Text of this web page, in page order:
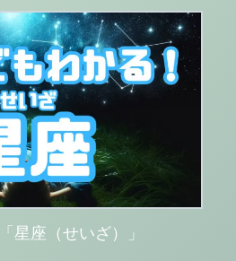
星座（せいざ）」